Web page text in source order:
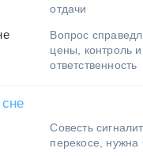
отдачи
Вопрос
цены, контроль и
ответственность
Совесть
перекосе, нужна